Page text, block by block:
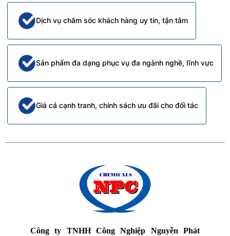
Dịch vụ chăm sóc khách hàng uy tín, tận tâm
Sản phẩm đa dạng phục vụ đa ngành nghề, lĩnh vực
Giá cả cạnh tranh, chính sách ưu đãi cho đối tác
Công ty TNHH Công Nghiệp Nguyễn Phát